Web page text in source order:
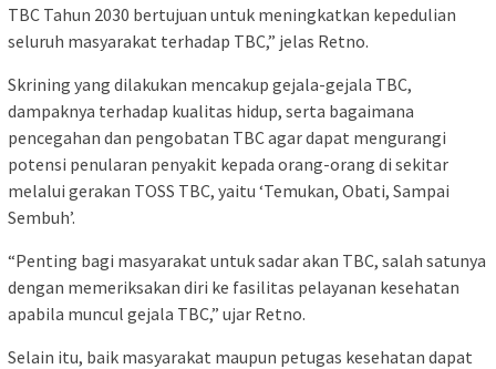
TBC Tahun 2030 bertujuan untuk meningkatkan kepedulian
seluruh masyarakat terhadap TBC,” jelas Retno.
Skrining yang dilakukan mencakup gejala-gejala TBC,
dampaknya terhadap kualitas hidup, serta bagaimana
pencegahan dan pengobatan TBC agar dapat mengurangi
potensi penularan penyakit kepada orang-orang di sekitar
melalui gerakan TOSS TBC, yaitu ‘Temukan, Obati, Sampai
Sembuh’.
“Penting bagi masyarakat untuk sadar akan TBC, salah satunya
dengan memeriksakan diri ke fasilitas pelayanan kesehatan
apabila muncul gejala TBC,” ujar Retno.
Selain itu, baik masyarakat maupun petugas kesehatan dapat